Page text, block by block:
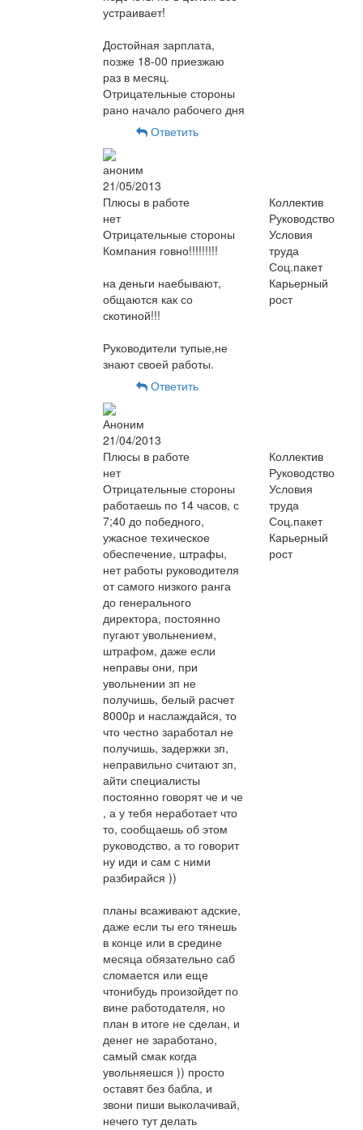
устраивает!
Достойная зарплата,
позже 18-00 приезжаю
раз в месяц.
Отрицательные стороны
рано начало рабочего дня
Ответить
аноним
21/05/2013
Плюсы в работе
нет
Отрицательные стороны
Компания говно!!!!!!!!!
на деньги наебывают,
общаются как со
скотиной!!!
Руководители тупые,не
знают своей работы.
Коллектив
Руководство
Условия
труда
Соц.пакет
Карьерный
рост
Ответить
Аноним
21/04/2013
Плюсы в работе
нет
Отрицательные стороны
работаешь по 14 часов, с
7;40 до победного,
ужасное техическое
обеспечение, штрафы,
нет работы руководителя
от самого низкого ранга
до генерального
директора, постоянно
пугают увольнением,
штрафом, даже если
неправы они, при
увольнении зп не
получишь, белый расчет
8000р и наслаждайся, то
что честно заработал не
получишь, задержки зп,
неправильно считают зп,
айти специалисты
постоянно говорят че и че
, а у тебя неработает что
то, сообщаешь об этом
руководство, а то говорит
ну иди и сам с ними
разбирайся ))
планы всаживают адские,
даже если ты его тянешь
в конце или в средине
месяца обязательно саб
сломается или еще
чтонибудь произойдет по
вине работодателя, но
план в итоге не сделан, и
денег не заработано,
самый смак когда
увольняешся )) просто
оставят без бабла, и
звони пиши выколачивай,
нечего тут делать
Коллектив
Руководство
Условия
труда
Соц.пакет
Карьерный
рост